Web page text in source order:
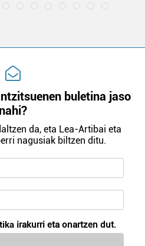
eta hirugarrenen cookie-
gero, teknologia hori
buletina jaso
nahi?
da, eta Lea-Artibai eta
nagusiak biltzen ditu.
irakurri eta onartzen dut.